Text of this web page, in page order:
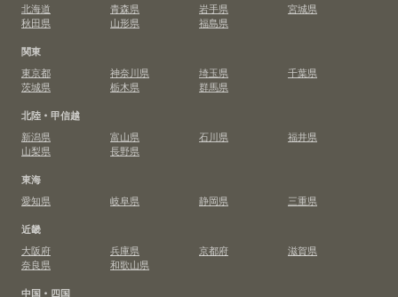
北海道
青森県 岩手県
宮城県
秋田県
山形県
福島県
関東
東京都
神奈川県 埼玉県
千葉県
茨城県
栃木県
群馬県
北陸・甲信越
新潟県
富山県 石川県
福井県
山梨県
長野県
東海
愛知県
岐阜県 静岡県
三重県
近畿
大阪府
兵庫県 京都府
滋賀県
奈良県
和歌山県
中国・四国